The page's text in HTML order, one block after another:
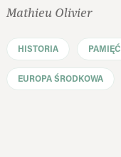
Mathieu Olivier
HISTORIA PAMIĘĆ
EUROPA ŚRODKOWA